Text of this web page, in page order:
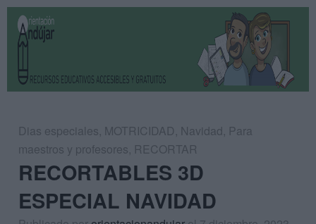
Dias especiales, MOTRICIDAD, Navidad, Para
maestros y profesores, RECORTAR
RECORTABLES 3D
ESPECIAL NAVIDAD